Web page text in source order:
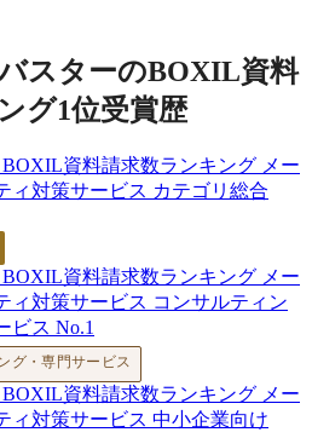
スターのBOXIL資料
グ1位受賞歴
BOXIL資料請求数ランキング メー
ィ対策サービス カテゴリ総合
BOXIL資料請求数ランキング メー
ィ対策サービス コンサルティン
ビス No.1
グ・専門サービス
BOXIL資料請求数ランキング メー
ィ対策サービス 中小企業向け